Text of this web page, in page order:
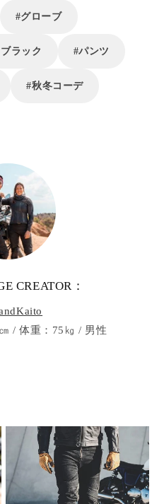
#グローブ
ラック #パンツ
#秋冬コーデ
CREATOR：
/ 体重：75㎏ / 男性